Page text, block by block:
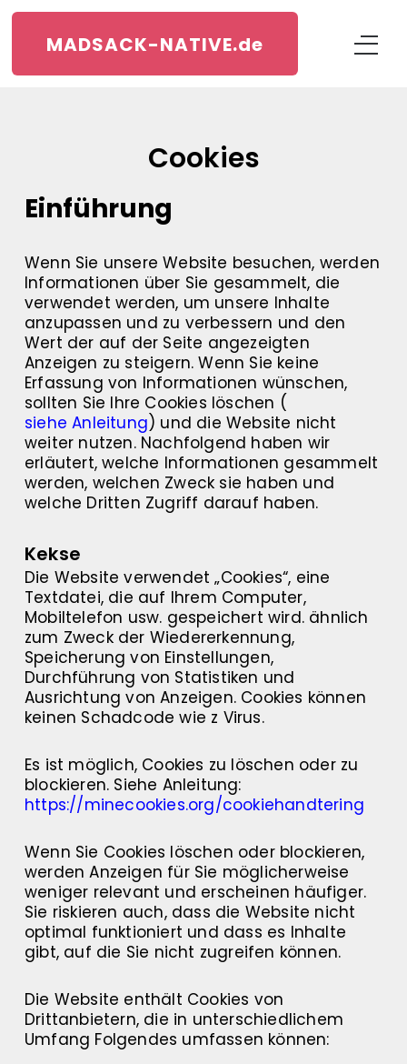
MADSACK-NATIVE.de
Cookies
Einführung
Wenn Sie unsere Website besuchen, werden
Informationen über Sie gesammelt, die
verwendet werden, um unsere Inhalte
anzupassen und zu verbessern und den
Wert der auf der Seite angezeigten
Anzeigen zu steigern. Wenn Sie keine
Erfassung von Informationen wünschen,
sollten Sie Ihre Cookies löschen (
siehe Anleitung) und die Website nicht
weiter nutzen. Nachfolgend haben wir
erläutert, welche Informationen gesammelt
werden, welchen Zweck sie haben und
welche Dritten Zugriff darauf haben.
Kekse
Die Website verwendet „Cookies“, eine
Textdatei, die auf Ihrem Computer,
Mobiltelefon usw. gespeichert wird. ähnlich
zum Zweck der Wiedererkennung,
Speicherung von Einstellungen,
Durchführung von Statistiken und
Ausrichtung von Anzeigen. Cookies können
keinen Schadcode wie z Virus.
Es ist möglich, Cookies zu löschen oder zu
blockieren. Siehe Anleitung:
https://minecookies.org/cookiehandtering
Wenn Sie Cookies löschen oder blockieren,
werden Anzeigen für Sie möglicherweise
weniger relevant und erscheinen häufiger.
Sie riskieren auch, dass die Website nicht
optimal funktioniert und dass es Inhalte
gibt, auf die Sie nicht zugreifen können.
Die Website enthält Cookies von
Drittanbietern, die in unterschiedlichem
Umfang Folgendes umfassen können: